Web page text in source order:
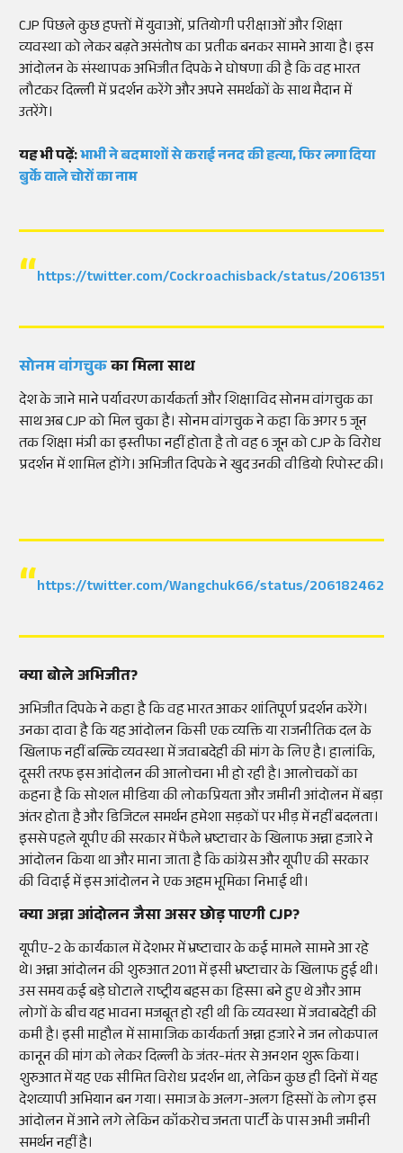
CJP पिछले कुछ हफ्तों में युवाओं, प्रतियोगी परीक्षाओं और शिक्षा
व्यवस्था को लेकर बढ़ते असंतोष का प्रतीक बनकर सामने आया है। इस
आंदोलन के संस्थापक अभिजीत दिपके ने घोषणा की है कि वह भारत
लौटकर दिल्ली में प्रदर्शन करेंगे और अपने समर्थकों के साथ मैदान में
उतरेंगे।
यह भी पढ़ें:भाभी ने बदमाशों से कराई ननद की हत्या, फिर लगा दिया
बुर्के वाले चोरों का नाम
https://twitter.com/Cockroachisback/status/
सोनम वांगचुकका मिला साथ
देश के जाने माने पर्यावरण कार्यकर्ता और शिक्षाविद सोनम वांगचुक का
साथ अब CJP को मिल चुका है। सोनम वांगचुक ने कहा कि अगर 5 जून
तक शिक्षा मंत्री का इस्तीफा नहीं होता है तो वह 6 जून को CJP के विरोध
प्रदर्शन में शामिल होंगे। अभिजीत दिपके ने खुद उनकी वीडियो रिपोस्ट की।
https://twitter.com/Wangchuk66/status/
क्या बोले अभिजीत?
अभिजीत दिपके ने कहा है कि वह भारत आकर शांतिपूर्ण प्रदर्शन करेंगे।
उनका दावा है कि यह आंदोलन किसी एक व्यक्ति या राजनीतिक दल के
खिलाफ नहीं बल्कि व्यवस्था में जवाबदेही की मांग के लिए है। हालांकि,
दूसरी तरफ इस आंदोलन की आलोचना भी हो रही है। आलोचकों का
कहना है कि सोशल मीडिया की लोकप्रियता और जमीनी आंदोलन में बड़ा
अंतर होता है और डिजिटल समर्थन हमेशा सड़कों पर भीड़ में नहीं बदलता।
इससे पहले यूपीए की सरकार में फैले भ्रष्टाचार के खिलाफ अन्ना हजारे ने
आंदोलन किया था और माना जाता है कि कांग्रेस और यूपीए की सरकार
की विदाई में इस आंदोलन ने एक अहम भूमिका निभाई थी।
क्या अन्ना आंदोलन जैसा असर छोड़ पाएगी CJP?
यूपीए-2 के कार्यकाल में देशभर में भ्रष्टाचार के कई मामले सामने आ रहे
थे। अन्ना आंदोलन की शुरुआत 2011 में इसी भ्रष्टाचार के खिलाफ हुई थी।
उस समय कई बड़े घोटाले राष्ट्रीय बहस का हिस्सा बने हुए थे और आम
लोगों के बीच यह भावना मजबूत हो रही थी कि व्यवस्था में जवाबदेही की
कमी है। इसी माहौल में सामाजिक कार्यकर्ता अन्ना हजारे ने जन लोकपाल
कानून की मांग को लेकर दिल्ली के जंतर-मंतर से अनशन शुरू किया।
शुरुआत में यह एक सीमित विरोध प्रदर्शन था, लेकिन कुछ ही दिनों में यह
देशव्यापी अभियान बन गया। समाज के अलग-अलग हिस्सों के लोग इस
आंदोलन में आने लगे लेकिन कॉकरोच जनता पार्टी के पास अभी जमीनी
समर्थन नहीं है।